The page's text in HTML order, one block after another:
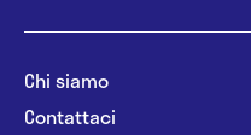
Chi siamo
Contattaci